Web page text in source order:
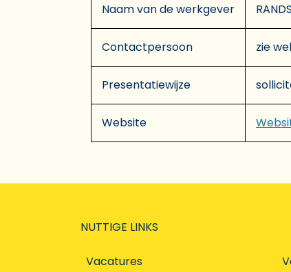
Naam van de werkgever
Contactpersoon zie
Presentatiewijze
Website
NUTTIGE LINKS
Vacatures